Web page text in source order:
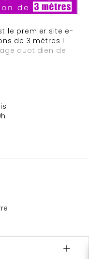
le premier site e-
de 3 mètres !
quotidien de
le site